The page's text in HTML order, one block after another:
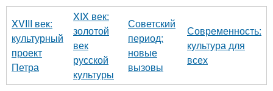
XVIII век:
культурный
проект
Петра
XIX век:
золотой
век
русской
культуры
Советский
период:
новые
вызовы
Современность:
культура для
всех